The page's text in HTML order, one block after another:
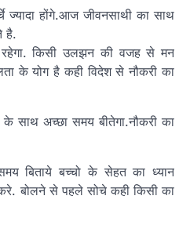
होंगे.आज जीवनसाथी का साथ
है.
किसी उलझन की वजह से मन
के योग है कही विदेश से नौकरी का
साथ अच्छा समय बीतेगा.नौकरी का
बिताये बच्चो के सेहत का ध्यान
बोलने से पहले सोचे कही किसी का